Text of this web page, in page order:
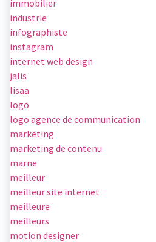
immobilier
industrie
infographiste
instagram
internet web design
jalis
lisaa
logo
logo agence de communication
marketing
marketing de contenu
marne
meilleur
meilleur site internet
meilleure
meilleurs
motion designer